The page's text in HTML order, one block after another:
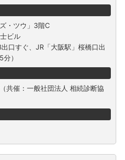
・ツウ」3階C
ビル
出口すぐ、JR「大阪駅」桜橋口出
）
共催：一般社団法人 相続診断協